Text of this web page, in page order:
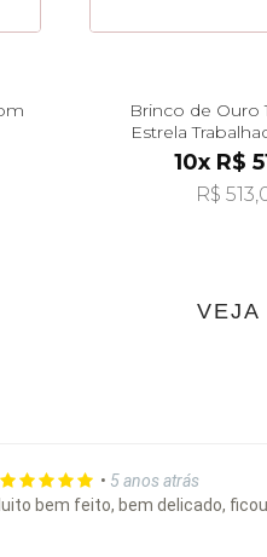
Brinco de Ouro
Estrela
10x R$
R$
VEJA
• 5 anos atrás
bem feito, bem delicado,